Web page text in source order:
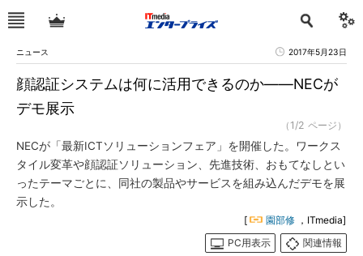
ニュース 2017年5月23日
顔認証システムは何に活用できるのか――NECが
デモ展示
（1/2 ページ）
NECが「最新ICTソリューションフェア」を開催した。ワークス
タイル変革や顔認証ソリューション、先進技術、おもてなしとい
ったテーマごとに、同社の製品やサービスを組み込んだデモを展
示した。
[ 園部修 ，ITmedia]
PC用表示
関連情報